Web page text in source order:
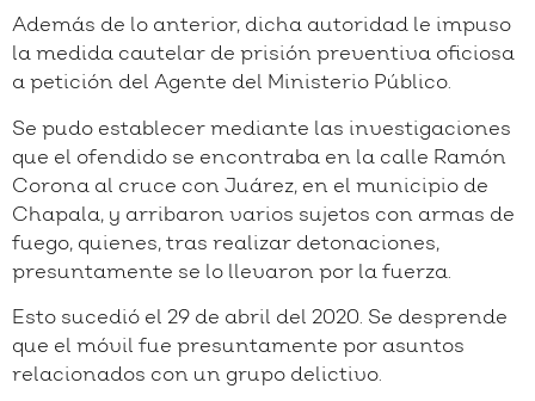
Además de lo anterior, dicha autoridad le impuso
la medida cautelar de prisión preventiva oficiosa
a petición del Agente del Ministerio Público.
Se pudo establecer mediante las investigaciones
que el ofendido se encontraba en la calle Ramón
Corona al cruce con Juárez, en el municipio de
Chapala, y arribaron varios sujetos con armas de
fuego, quienes, tras realizar detonaciones,
presuntamente se lo llevaron por la fuerza.
Esto sucedió el 29 de abril del 2020. Se desprende
que el móvil fue presuntamente por asuntos
relacionados con un grupo delictivo.